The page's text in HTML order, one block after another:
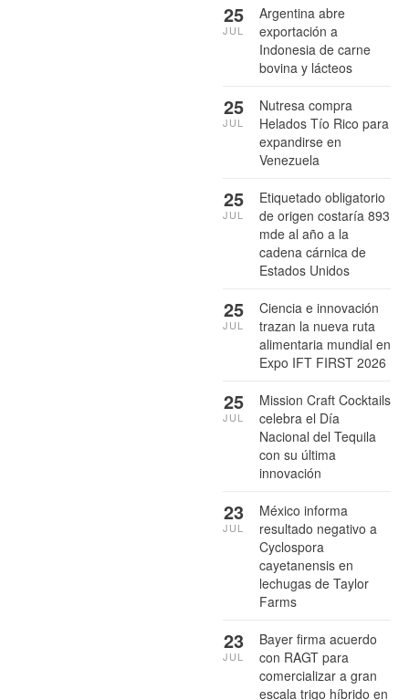
Argentina abre
exportación a
Indonesia de carne
bovina y lácteos
25
JUL
Nutresa compra
Helados Tío Rico para
expandirse en
Venezuela
25
JUL
Etiquetado obligatorio
de origen costaría 893
mde al año a la
cadena cárnica de
Estados Unidos
25
JUL
Ciencia e innovación
trazan la nueva ruta
alimentaria mundial en
Expo IFT FIRST 2026
25
JUL
Mission Craft Cocktails
celebra el Día
Nacional del Tequila
con su última
innovación
25
JUL
México informa
resultado negativo a
Cyclospora
cayetanensis en
lechugas de Taylor
Farms
23
JUL
Bayer firma acuerdo
con RAGT para
comercializar a gran
escala trigo híbrido en
23
JUL